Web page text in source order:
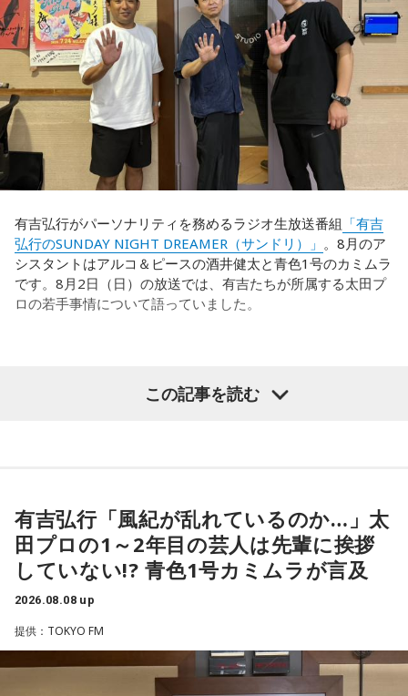
きていたと思います。でも、そこから上に行くためには、や
っぱり“個の力”が必要だったかなと感じています。
世界で見ても、日本だけでなく主力の選手がケガする国は
多々あって、それでも勝ち上がっていく力が必要なのがW杯
なんです。そういう意味では、確かに選手層は厚くなったけ
れども、さらに“個”の力を高めながら、選手層をもっと厚くし
なきゃいけない。ベスト16・ベスト8に進む国と比べたとき
に、そこまでの選手層だったのかというと、まだまだ厚くし
ます。
ただ、あれだけケガ人が出て、誰が出ても同じようなサッカ
ーができて、グループステージをああいう形で抜けられたと
いうのは今までなかったことですし、力がついているのは事
番組名：SPORTS BEAT supported by TOYOTA
放送日時：毎週土曜 10:00～10:50
パーソナリティ：藤木直人、高見侑里
番組Webサイト：https://www.tfm.co.jp/beat/
番組公式X：@SPORTSBEAT_TFM
込まれてしまった。試合のなかで具体的な戦術が打ち出せな
かったと考えると、（選手のなかに）もう少し具体的な戦略
を示す人、ブレーンが必要なのかなと素人目には思ってしま
うのですが……。
福田：そういう見方も当然ありますし、それができれば一番
いいと思うのですが、森保監督は帰国後の会見で「戦術は後
出しジャンケンだ」と言っていたんです。どういうことかと
いうと、自分たちが変えたら相手がまた変えてくる、それに
対してまた変えていかなきゃならない。ベンチでその都度
に対して変化しなきゃいけない。「こういうやり方をしま
す」「だったらこう対応します」と。
そうすると、対応された側がまた変えてくるんですよ、それ
も試合中に。ですから、ベンチからでも戦術や戦略はある程
ブラジル戦のときも「守ろう」という気持ちはなくても、ブ
だ、これは日本だけではなく、アルゼンチンと対戦したイン
グランドもそういう展開になったんですよ。サッカーってそ
ういうスポーツなんですよね。
つまり、ベンチから何か言っても（すぐに戦術を）変えられ
るほど簡単なスポーツではないんです。なぜならば、相手が
それに対してまた変化をしてくるから。だから“個”の力を高め
て、時間をつくれる選手が重要になってくるということです
ね。
有吉弘行がパーソナリティを務めるラジオ生放送番組 「有吉
弘行のSUNDAY NIGHT DREAMER（サンドリ）」 。8月のア
シスタントはアルコ＆ピースの酒井健太と青色1号のカミムラ
です。8月2日（日）の放送では、有吉たちが所属する太田プ
ロの若手事情について語っていました。
とがあると切り出し、「賞レースで結果を残していないコン
ビ、（芸歴18年目の）ぐりんぴーすがよく愚痴をこぼしてい
るのは、最近の後輩は挨拶をしてくれないんだって（笑）」
と暴露します。
有吉自身は、今では後輩から挨拶されないことがまったくな
いため分からないと前置きしつつ、「ぐりんぴーすがそう言
っていたから……その辺はどう？ 風紀が乱れているかどうか」
と質問します。
この記事を読む
有吉弘行「風紀が乱れているのか…」太
田プロの1～2年目の芸人は先輩に挨拶
していない!? 青色1号カミムラが言及
2026.08.08 up
提供：TOKYO FM